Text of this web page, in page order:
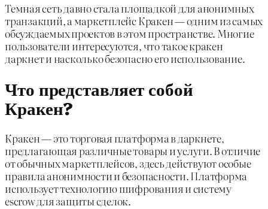
Темная сеть давно стала площадкой для анонимных
транзакций, а маркетплейс Кракен — одним из самых
обсуждаемых проектов в этом пространстве. Многие
пользователи интересуются, что такое кракен
даркнет и насколько безопасно его использование.
Что представляет собой
Кракен?
Кракен — это торговая платформа в даркнете,
предлагающая различные товары и услуги. В отличие
от обычных маркетплейсов, здесь действуют особые
правила анонимности и безопасности. Платформа
использует технологию шифрования и систему
escrow для защиты сделок.